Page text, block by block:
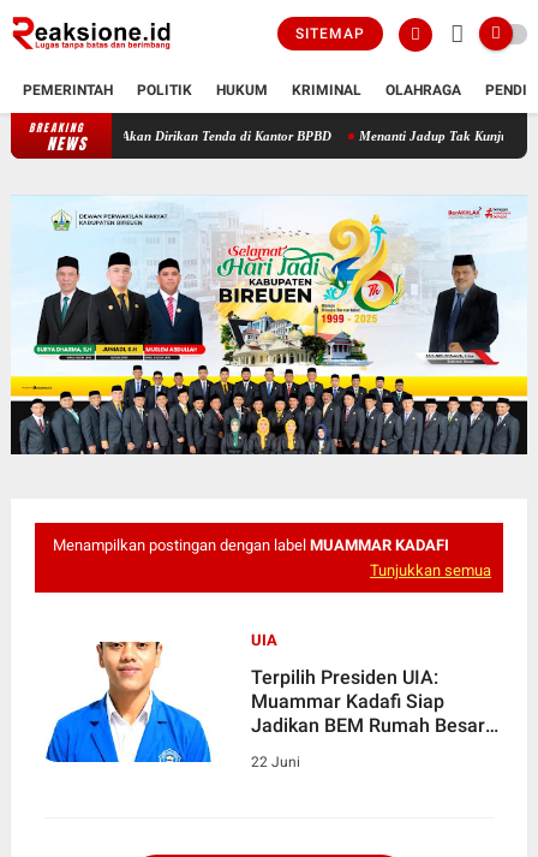
SITEMAP
PEMERINTAH POLITIK HUKUM KRIMINAL OLAHRAGA
BREAKING
NEWS
Ceurape Akan Dirikan Tenda di Kantor BPBD Menanti Jadup Tak Kunjung Cair,
Menampilkan postingan dengan label MUAMMAR KADAFI
Tunjukkan semua
UIA
Terpilih Presiden UIA:
Muammar Kadafi Siap
Jadikan BEM Rumah Besar
22 Juni